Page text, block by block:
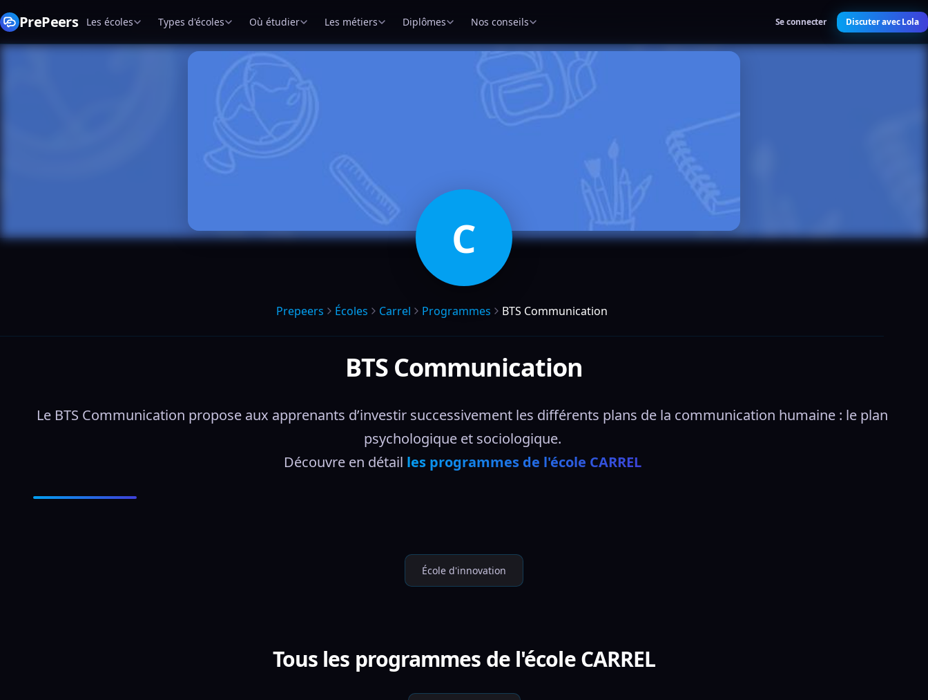
PrePeers Les écoles Types d'écoles Où étudier Les métiers Diplômes Nos conseils Se connecter Discuter avec Lola
C
Prepeers Écoles Carrel Programmes BTS Communication
BTS Communication
Le BTS Communication propose aux apprenants d’investir successivement les différents plans de la communication humaine : le plan
psychologique et sociologique.
Découvre en détail les programmes de l'école CARREL
École d'innovation
Tous les programmes de l'école CARREL